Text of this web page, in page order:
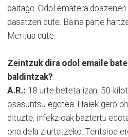
baitago. Odol ematera
pasatzen dute. Baina parte
Meritua dute.
Zeintzuk dira odol emaile
baldintzak?
A.R.: 18 urte beteta izan, 50
osasuntsu egotea. Haiek gero
dituzte; infekzioak baztertu
ona dela ziurtatzeko. Tentsioa